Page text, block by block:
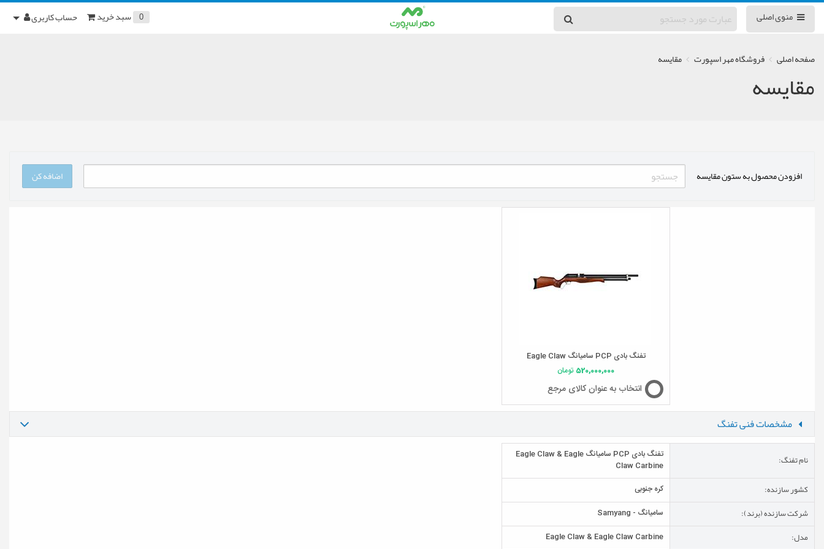
منوی اصلی حساب کاربری 0 سبد خرید
صفحه اصلی فروشگاه مهر اسپورت مقایسه
مقایسه
افزودن محصول به ستون مقایسه اضافه کن
تفنگ بادی PCP سامیانگ Eagle Claw
520,000,000 تومان
انتخاب به عنوان کالای مرجع
مشخصات فنی تفنگ
نام تفنگ:
تفنگ بادی PCP سامیانگ Eagle Claw & Eagle
Claw Carbine
کشور سازنده: کره جنوبی
شرکت سازنده (برند): سامیانگ - Samyang
مدل: Eagle Claw & Eagle Claw Carbine